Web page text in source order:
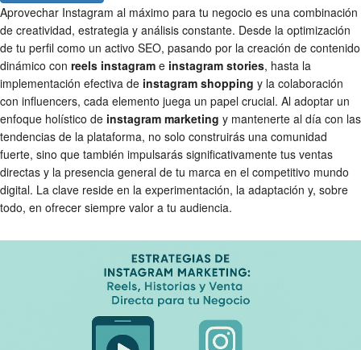
Aprovechar Instagram al máximo para tu negocio es una combinación
de creatividad, estrategia y análisis constante. Desde la optimización
de tu perfil como un activo SEO, pasando por la creación de contenido
dinámico con reels instagram e instagram stories, hasta la
implementación efectiva de instagram shopping y la colaboración
con influencers, cada elemento juega un papel crucial. Al adoptar un
enfoque holístico de instagram marketing y mantenerte al día con las
tendencias de la plataforma, no solo construirás una comunidad
fuerte, sino que también impulsarás significativamente tus ventas
directas y la presencia general de tu marca en el competitivo mundo
digital. La clave reside en la experimentación, la adaptación y, sobre
todo, en ofrecer siempre valor a tu audiencia.